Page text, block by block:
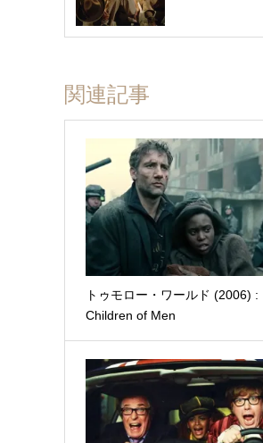
関連記事
トゥモロー・ワールド (2006) :
Children of Men